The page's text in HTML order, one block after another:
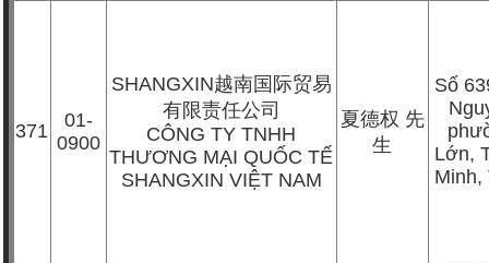
371
01-
0900
SHANGXIN越南国际贸易
有限责任公司
CÔNG TY TNHH
THƯƠNG MẠI QUỐC TẾ
SHANGXIN VIỆT NAM
夏德权 先
生
Số
Lớn,
Minh,